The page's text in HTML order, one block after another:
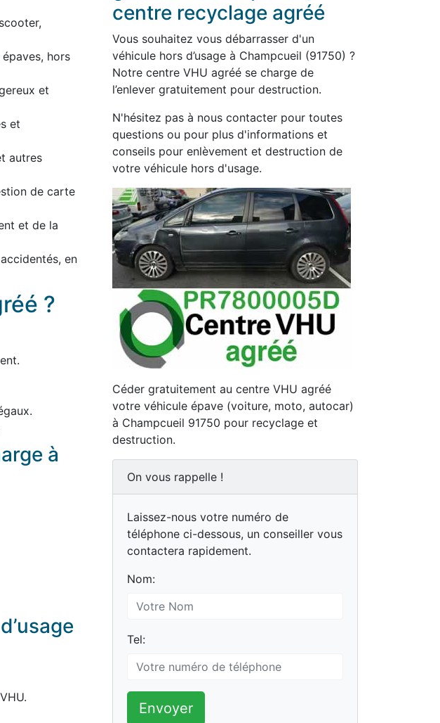
hors
et
et
autres
de carte
et de la
en
?
à
centre recyclage agréé
Vous souhaitez vous débarrasser d'un
véhicule hors d’usage à Champcueil (91750) ?
Notre centre VHU agréé se charge de
l’enlever gratuitement pour destruction.
N'hésitez pas à nous contacter pour toutes
questions ou pour plus d'informations et
conseils pour enlèvement et destruction de
votre véhicule hors d'usage.
Céder gratuitement au centre VHU agréé
votre véhicule épave (voiture, moto, autocar)
à Champcueil 91750 pour recyclage et
destruction.
On vous rappelle !
Laissez-nous votre numéro de
téléphone ci-dessous, un conseiller vous
contactera rapidement.
Nom:
Tel:
Envoyer